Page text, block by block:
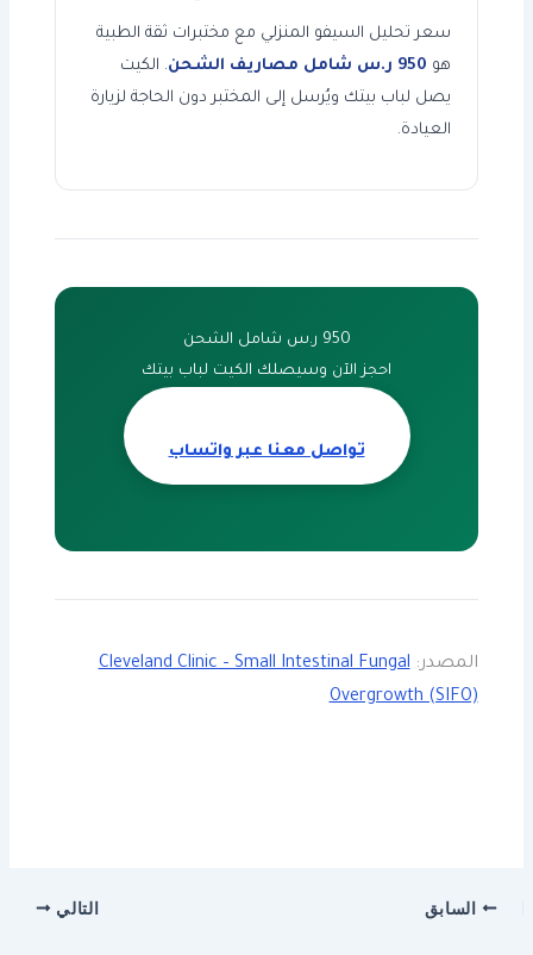
سعر تحليل السيفو المنزلي مع مختبرات ثقة الطبية
هو 950 ر.س شامل مصاريف الشحن
. الكيت
يصل لباب بيتك ويُرسل إلى المختبر دون الحاجة لزيارة
العيادة.
950 ر.س شامل الشحن
احجز الآن وسيصلك الكيت لباب بيتك
تواصل معنا عبر واتساب
المصدر:Cleveland Clinic – Small Intestinal Fungal
Overgrowth (SIFO)
السابق التالي